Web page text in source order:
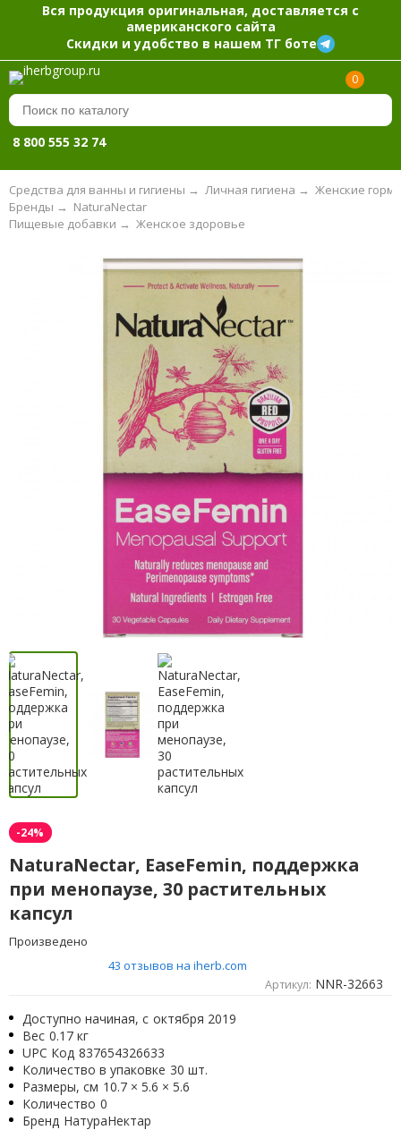
Вся продукция оригинальная, доставляется с
американского сайта
Скидки и удобство в нашем ТГ боте
0
8 800 555 32 74
Средства для ванны и гигиены → Личная гигиена → Женские
NaturaNectar
Бренды →
Женское здоровье
Пищевые добавки →
-24%
NaturaNectar, EaseFemin, поддержка
при менопаузе, 30 растительных
капсул
Произведено
43 отзывов на iherb.com
Артикул: NNR-32663
Доступно начиная, с октября 2019
Вес 0.17 кг
UPC Код 837654326633
Количество в упаковке 30 шт.
Размеры, см 10.7 × 5.6 × 5.6
Количество 0
Бренд НатураНектар